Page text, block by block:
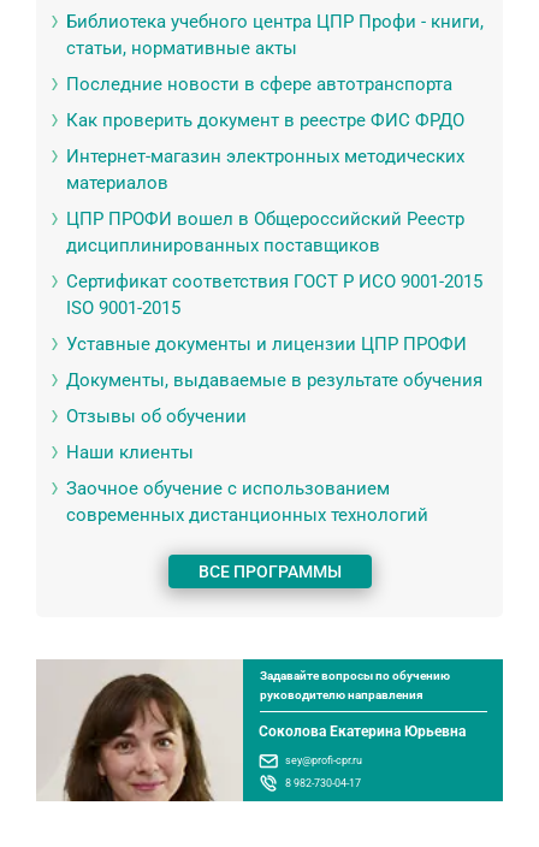
Библиотека учебного центра ЦПР Профи - книги,
статьи, нормативные акты
Последние новости в сфере автотранспорта
Как проверить документ в реестре ФИС ФРДО
Интернет-магазин электронных методических
материалов
ЦПР ПРОФИ вошел в Общероссийский Реестр
дисциплинированных поставщиков
Сертификат соответствия ГОСТ Р ИСО 9001-2015
ISO 9001-2015
Уставные документы и лицензии ЦПР ПРОФИ
Документы, выдаваемые в результате обучения
Отзывы об обучении
Наши клиенты
Заочное обучение с использованием
современных дистанционных технологий
ВСЕ ПРОГРАММЫ
Задавайте вопросы по обучению
руководителю направления
Соколова Екатерина Юрьевна
sey@profi-cpr.ru
8 982-730-04-17